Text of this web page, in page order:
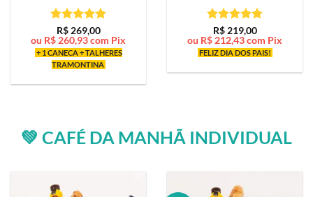
Avaliação5
de 5
R$269,00
ou R$ 260,93com Pix
+ 1 CANECA + TALHERES
TRAMONTINA
Avaliação5
de 5
R$219,00
ou R$ 212,43com Pix
FELIZ DIA DOS PAIS!
💚 CAFÉ DA MANHÃ INDIVIDUAL